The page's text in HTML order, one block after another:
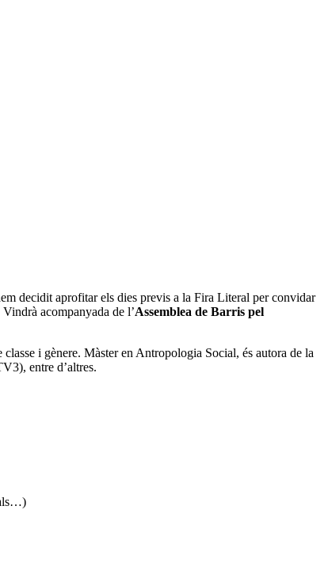
decidit aprofitar els dies previs a la Fira Literal per convidar
acompanyada de l’Assemblea de Barris pel
i gènere. Màster en Antropologia Social, és autora de la
entre d’altres.